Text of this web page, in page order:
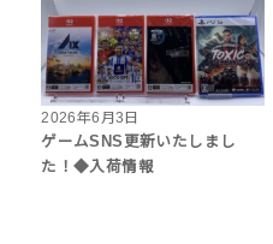
2026年6月3日
ゲームSNS更新いたしまし
た！◆入荷情報